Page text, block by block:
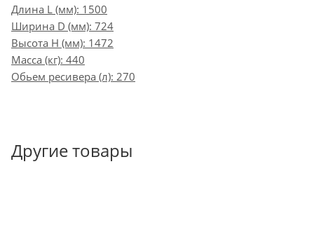
Длина L (мм): 1500
Ширина D (мм): 724
Высота H (мм): 1472
Масса (кг): 440
Обьем ресивера (л): 270
Другие товары